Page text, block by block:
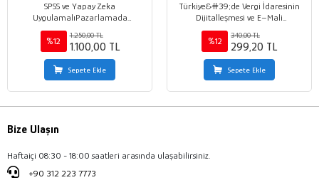
SPSS ve Yapay Zeka
UygulamalıPazarlamada
Araştırma Teknikleri Nitel ve Nicel
Veri Toplama ¦ Veri Tabanları ve
Yapay Zeka İleri İstatistiksel
%12
1.250,00 TL
1.100,00 TL
Sepete Ekle
Türkiye&#39;de Vergi İdaresinin
Dijitalleşmesi ve E–Mali
Uygulamalar
%12
340,00 TL
299,20 TL
Sepete Ekle
Bize Ulaşın
Haftaiçi 08:30 - 18:00 saatleri arasında ulaşabilirsiniz.
+90 312 223 7773